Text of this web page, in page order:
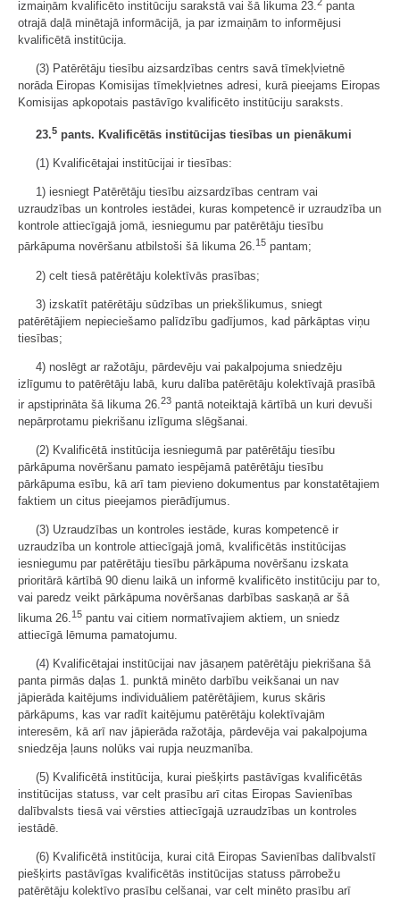
izmaiņām kvalificēto institūciju sarakstā vai šā likuma 23.
panta
otrajā daļā minētajā informācijā, ja par izmaiņām to informējusi
kvalificētā institūcija.
(3) Patērētāju tiesību aizsardzības centrs savā tīmekļvietnē
norāda Eiropas Komisijas tīmekļvietnes adresi, kurā pieejams Eiropas
Komisijas apkopotais pastāvīgo kvalificēto institūciju saraksts.
23.5 pants. Kvalificētās institūcijas tiesības un pienākumi
(1) Kvalificētajai institūcijai ir tiesības:
1) iesniegt Patērētāju tiesību aizsardzības centram vai
uzraudzības un kontroles iestādei, kuras kompetencē ir uzraudzība un
kontrole attiecīgajā jomā, iesniegumu par patērētāju tiesību
pārkāpuma novēršanu atbilstoši šā likuma 26.15 pantam;
2) celt tiesā patērētāju kolektīvās prasības;
3) izskatīt patērētāju sūdzības un priekšlikumus, sniegt
patērētājiem nepieciešamo palīdzību gadījumos, kad pārkāptas viņu
tiesības;
4) noslēgt ar ražotāju, pārdevēju vai pakalpojuma sniedzēju
izlīgumu to patērētāju labā, kuru dalība patērētāju kolektīvajā prasībā
ir apstiprināta šā likuma 26. 23 pantā noteiktajā kārtībā un kuri devuši
nepārprotamu piekrišanu izlīguma slēgšanai.
(2) Kvalificētā institūcija iesniegumā par patērētāju tiesību
pārkāpuma novēršanu pamato iespējamā patērētāju tiesību
pārkāpuma esību, kā arī tam pievieno dokumentus par konstatētajiem
faktiem un citus pieejamos pierādījumus.
(3) Uzraudzības un kontroles iestāde, kuras kompetencē ir
uzraudzība un kontrole attiecīgajā jomā, kvalificētās institūcijas
iesniegumu par patērētāju tiesību pārkāpuma novēršanu izskata
prioritārā kārtībā 90 dienu laikā un informē kvalificēto institūciju par to,
vai paredz veikt pārkāpuma novēršanas darbības saskaņā ar šā
likuma 26.15 pantu vai citiem normatīvajiem aktiem, un sniedz
attiecīgā lēmuma pamatojumu.
(4) Kvalificētajai institūcijai nav jāsaņem patērētāju piekrišana šā
panta pirmās daļas 1. punktā minēto darbību veikšanai un nav
jāpierāda kaitējums individuāliem patērētājiem, kurus skāris
pārkāpums, kas var radīt kaitējumu patērētāju kolektīvajām
interesēm, kā arī nav jāpierāda ražotāja, pārdevēja vai pakalpojuma
sniedzēja ļauns nolūks vai rupja neuzmanība.
(5) Kvalificētā institūcija, kurai piešķirts pastāvīgas kvalificētās
institūcijas statuss, var celt prasību arī citas Eiropas Savienības
dalībvalsts tiesā vai vērsties attiecīgajā uzraudzības un kontroles
iestādē.
(6) Kvalificētā institūcija, kurai citā Eiropas Savienības dalībvalstī
piešķirts pastāvīgas kvalificētās institūcijas statuss pārrobežu
patērētāju kolektīvo prasību celšanai, var celt minēto prasību arī